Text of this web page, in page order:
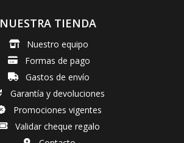
NUESTRA TIENDA
Nuestro equipo
Formas de pago
Gastos de envío
Garantía y devoluciones
Promociones vigentes
Validar cheque regalo